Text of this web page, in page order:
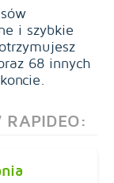
i szybkie
68 innych
RAPIDEO: